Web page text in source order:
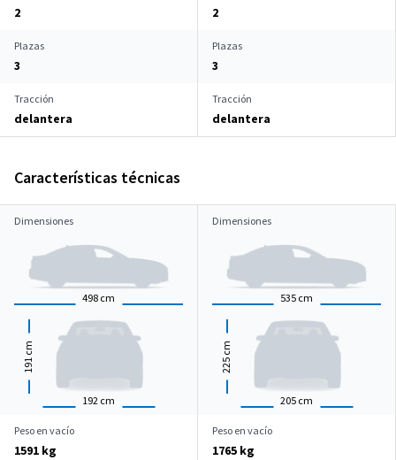
2 2
Plazas
3
Plazas
3
Tracción
delantera
Tracción
delantera
Características técnicas
Dimensiones
498 cm
192 cm
191
cm
Dimensiones
535 cm
205 cm
225
cm
Peso en vacío
1591 kg
Peso en vacío
1765 kg